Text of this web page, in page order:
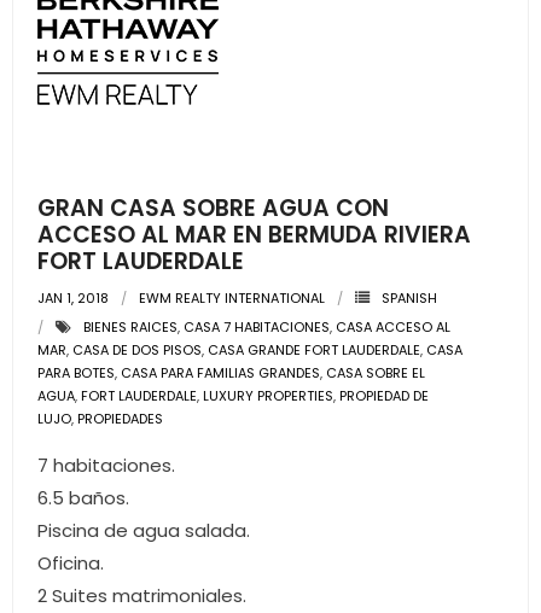
GRAN CASA SOBRE AGUA CON
ACCESO AL MAR EN BERMUDA RIVIERA
FORT LAUDERDALE
JAN 1, 2018 EWM REALTY INTERNATIONAL
SPANISH
BIENES RAICES, CASA 7 HABITACIONES, CASA ACCESO AL
MAR, CASA DE DOS PISOS, CASA GRANDE FORT LAUDERDALE, CASA
PARA BOTES, CASA PARA FAMILIAS GRANDES, CASA SOBRE EL
AGUA,FORT LAUDERDALE,LUXURY PROPERTIES,PROPIEDAD DE
LUJO,PROPIEDADES
7 habitaciones.
6.5 baños.
Piscina de agua salada.
Oficina.
2 Suites matrimoniales.